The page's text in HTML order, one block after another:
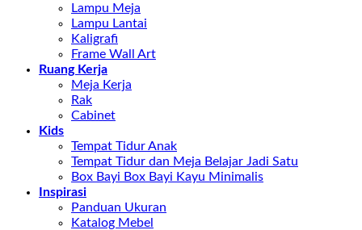
Lampu Meja
Lampu Lantai
Kaligrafi
Frame Wall Art
Ruang Kerja
Meja Kerja
Rak
Cabinet
Kids
Tempat Tidur Anak
Tempat Tidur dan Meja Belajar Jadi Satu
Box Bayi Box Bayi Kayu Minimalis
Inspirasi
Panduan Ukuran
Katalog Mebel